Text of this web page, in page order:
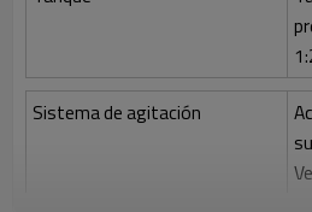
Sistema de agitación